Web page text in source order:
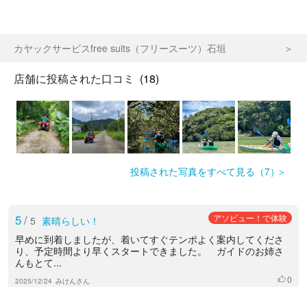
カヤックサービスfree suits（フリースーツ）石垣
店舗に投稿された口コミ (18)
投稿された写真をすべて見る（7）
5/ 5 素晴らしい！ アソビュー！で体験
早めに到着しましたが、着いてすぐテンポよく案内してくださ
り、予定時間より早くスタートできました。 ガイドのお姉さ
んもとて...
2025/12/24 みけんさん いいね
0